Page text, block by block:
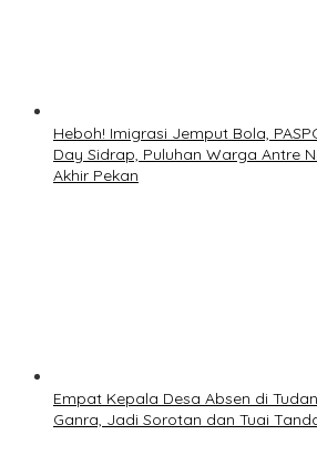
Heboh! Imigrasi Jemput Bola,
Day Sidrap, Puluhan Warga Antre
Akhir Pekan
Empat Kepala Desa Absen di
Ganra, Jadi Sorotan dan Tuai